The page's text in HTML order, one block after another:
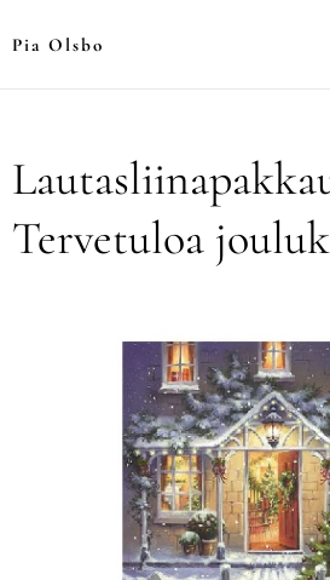
Pia Olsbo
Tervetuloa